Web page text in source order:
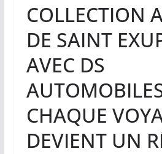
COLLECTION
DE SAINT
AVEC DS
CHAQUE
DEVIENT UN